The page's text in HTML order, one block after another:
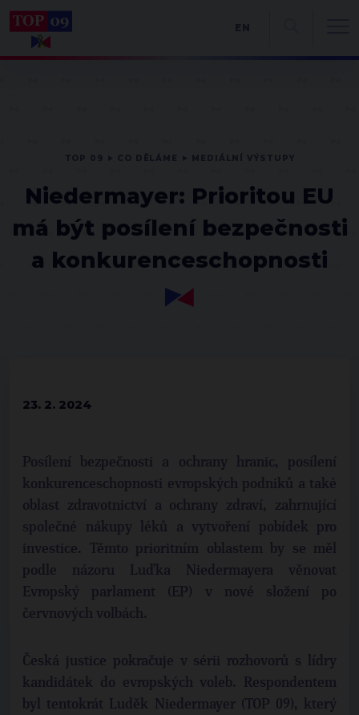
Niedermayer: Prioritou EU
má být posílení bezpečnosti
a konkurenceschopnosti
23. 2. 2024
Posílení bezpečnosti a ochrany hranic, posílení
konkurenceschopnosti evropských podniků a také
oblast zdravotnictví a ochrany zdraví, zahrnující
společné nákupy léků a vytvoření pobídek pro
investice. Těmto prioritním oblastem by se měl
podle názoru Luďka Niedermayera věnovat
Evropský parlament (EP) v nové složení po
červnových volbách.
Česká justice pokračuje v sérii rozhovorů s lídry
kandidátek do evropských voleb. Respondentem
byl tentokrát Luděk Niedermayer (TOP 09), který